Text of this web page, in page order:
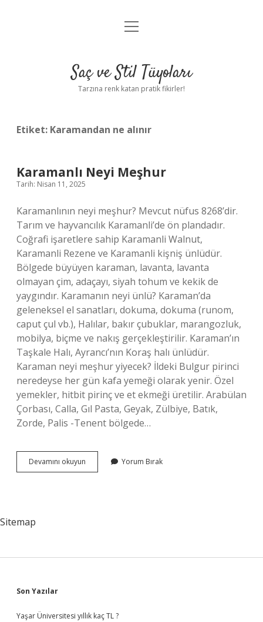
Anasayfa
Yasal Uyarı
menüyü
Saç ve Stil Tüyoları
Tarzına renk katan pratik fikirler!
Etiket: Karamandan ne alınır
Karamanlı Neyi Meşhur
Tarih: Nisan 11, 2025
Karamanlının neyi meşhur? Mevcut nüfus 8268’dir.
Tarım ve hayvancılık Karamanli’de ön plandadır.
Coğrafi işaretlere sahip Karamanli Walnut,
Karamanli Rezene ve Karamanli kişniş ünlüdür.
Bölgede büyüyen karaman, lavanta, lavanta
olmayan çim, adaçayı, siyah tohum ve kekik de
yaygındır. Karamanın neyi ünlü? Karaman’da
geleneksel el sanatları, dokuma, dokuma (runom,
caput çul vb.), Halılar, bakır çubuklar, marangozluk,
mobilya, biçme ve nakış gerçekleştirilir. Karaman’ın
Taşkale Halı, Ayrancı’nın Koraş halı ünlüdür.
Karaman neyi meşhur yiyecek? İldeki Bulgur pirinci
neredeyse her gün kafa yemeği olarak yenir. Özel
yemekler, hitbit pirinç ve et ekmeği üretilir. Arabülan
Çorbası, Calla, Gıl Pasta, Geyak, Zülbiye, Batık,
Zorde, Palis -Tenent bölgede…
Devamını okuyun Karamanlı
Neyi
Yorum Bırak
Sitemap
Sidebar
Son Yazılar
Yaşar Üniversitesi yıllık kaç TL ?